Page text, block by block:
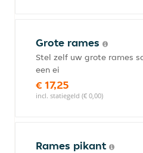
Grote rames
Stel zelf uw grote rames
een ei
€ 17,25
incl. statiegeld (€ 0,00)
Rames pikant